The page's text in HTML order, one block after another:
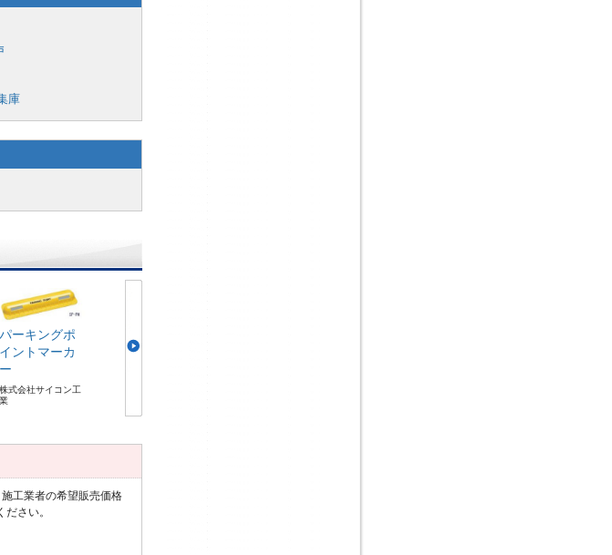
庫
パーキングポ
イントマーカ
ー
株式会社サイコン工
業
工業者の希望販売価格
さい。